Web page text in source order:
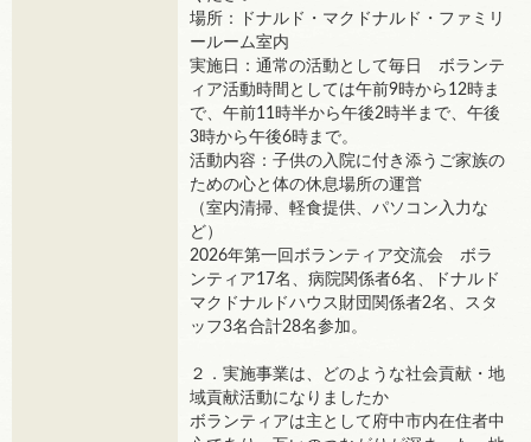
場所：ドナルド・マクドナルド・ファミリ
ールーム室内
実施日：通常の活動として毎日 ボランテ
ィア活動時間としては午前9時から12時ま
で、午前11時半から午後2時半まで、午後
3時から午後6時まで。
活動内容：子供の入院に付き添うご家族の
ための心と体の休息場所の運営
（室内清掃、軽食提供、パソコン入力な
ど）
2026年第一回ボランティア交流会 ボラ
ンティア17名、病院関係者6名、ドナルド
マクドナルドハウス財団関係者2名、スタ
ッフ3名合計28名参加。
２．実施事業は、どのような社会貢献・地
域貢献活動になりましたか
ボランティアは主として府中市内在住者中